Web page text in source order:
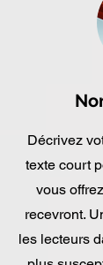
Décrivez
texte court
vous
recevront.
les lecteurs